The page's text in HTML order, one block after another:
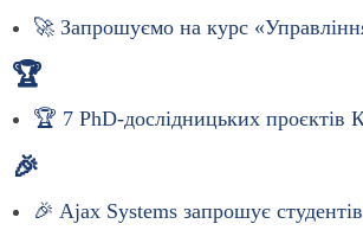
🚀 Запрошуємо на курс
🏆
🏆 7 PhD-дослідницьких проєктів
🎉
🎉 Ajax Systems запрошує